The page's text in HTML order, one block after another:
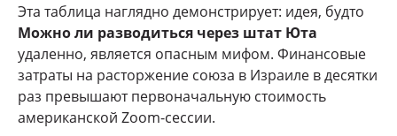
Эта таблица наглядно демонстрирует: идея, будто
Можно ли разводиться через штат Юта
удаленно, является опасным мифом. Финансовые
затраты на расторжение союза в Израиле в десятки
раз превышают первоначальную стоимость
американской Zoom-сессии.